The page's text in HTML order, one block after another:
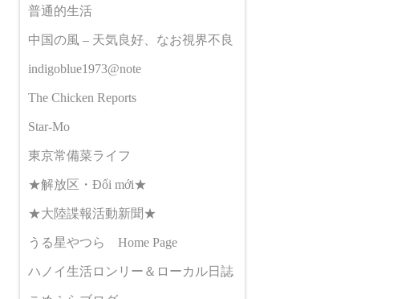
普通的生活
中国の風 – 天気良好、なお視界不良
indigoblue1973@note
The Chicken Reports
Star-Mo
東京常備菜ライフ
★解放区・Đổi mới★
★大陸諜報活動新聞★
うる星やつら Home Page
ハノイ生活ロンリー＆ローカル日誌